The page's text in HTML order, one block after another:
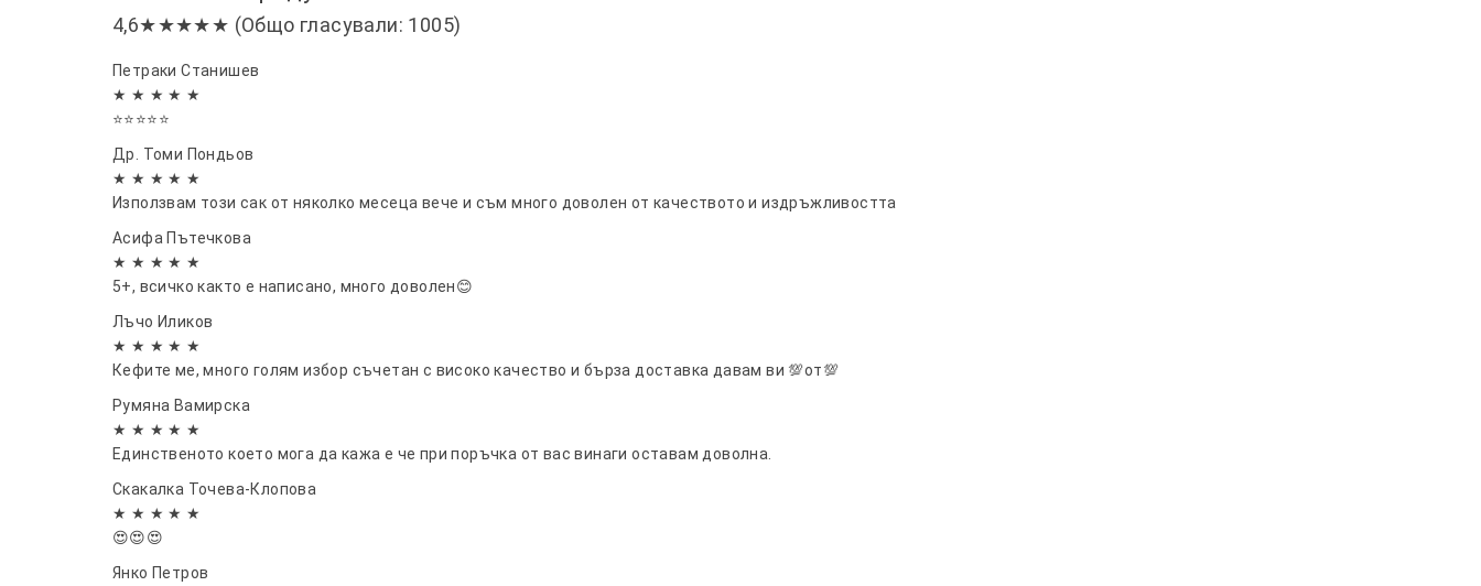
4,6★★★★★ (Общо гласували: 1005)
Петраки Станишев
★ ★ ★ ★ ★
⭐⭐⭐⭐⭐
Др. Томи Пондьов
★ ★ ★ ★ ★
Използвам този сак от няколко месеца вече и съм много доволен от качеството и издръжливостта
Асифа Пътечкова
★ ★ ★ ★ ★
5+, всичко както е написано, много доволен😊
Лъчо Иликов
★ ★ ★ ★ ★
Кефите ме, много голям избор съчетан с високо качество и бърза доставка давам ви 💯от💯
Румяна Вамирска
★ ★ ★ ★ ★
Единственото което мога да кажа е че при поръчка от вас винаги оставам доволна.
Скакалка Точева-Клопова
★ ★ ★ ★ ★
😍😍😍
Янко Петров